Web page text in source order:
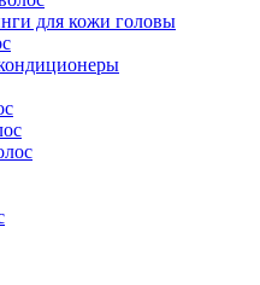
для кожи головы